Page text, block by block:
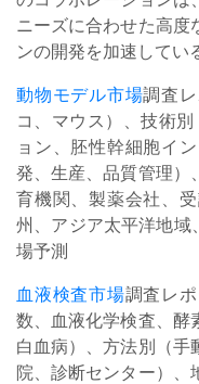
ニーズに合わせた高度
ンの開発を加速してい
動物モデル市場調査
コ、マウス）、技術
ョン、胚性幹細胞イ
発、生産、品質管理）
育機関、製薬会社、
州、アジア太平洋地
場予測
血液検査市場調査レ
数、血液化学検査、酵
白血病）、方法別（手
院、診断センター）、